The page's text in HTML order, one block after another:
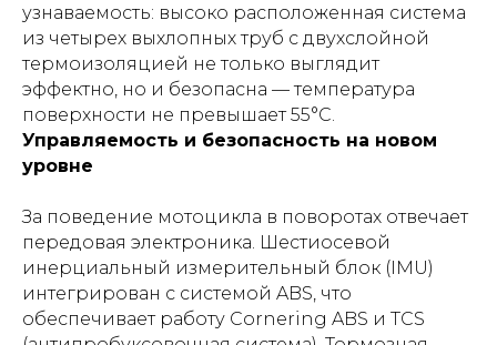
узнаваемость: высоко расположенная система
из четырех выхлопных труб с двухслойной
термоизоляцией не только выглядит
эффектно, но и безопасна — температура
поверхности не превышает 55°C.
Управляемость и безопасность на новом
уровне
За поведение мотоцикла в поворотах отвечает
передовая электроника. Шестиосевой
инерциальный измерительный блок (IMU)
интегрирован с системой ABS, что
обеспечивает работу Cornering ABS и TCS